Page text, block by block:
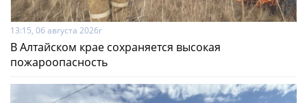
13:15, 06 августа 2026г
В Алтайском крае сохраняется высокая
пожароопасность